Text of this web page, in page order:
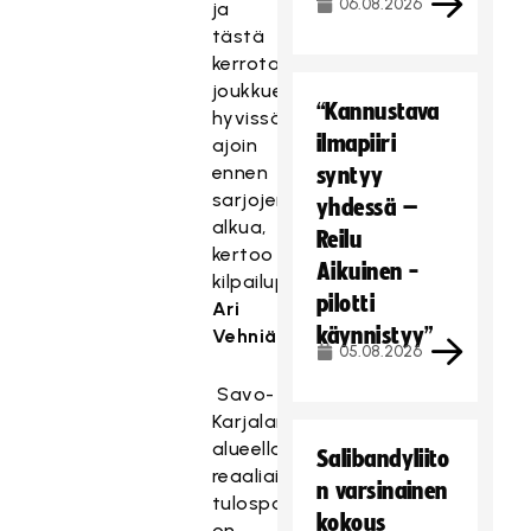
ja
tästä
kerrotaan
joukkueille
hyvissä
ajoin
ennen
sarjojen
alkua,
kertoo
kilpailupäällikkö
Ari
Vehniäinen
Savo-
Karjalan
alueella
reaaliaikaista
tulospalvelua
06.08.2026
“Kannustava
ilmapiiri
syntyy
yhdessä –
Reilu
Aikuinen -
pilotti
käynnistyy”
05.08.2026
Salibandyliito
n varsinainen
kokous